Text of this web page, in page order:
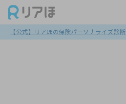
【公式】リアほの保険パーソナライズ診断